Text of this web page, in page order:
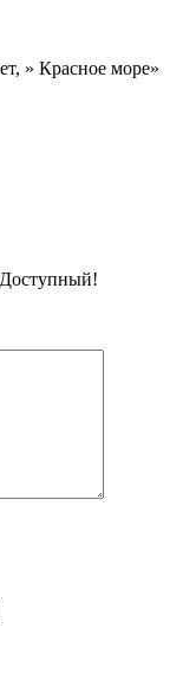
» Красное море»